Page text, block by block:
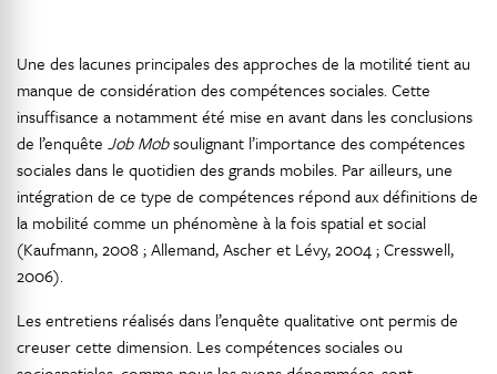
Une des lacunes principales des approches de la motilité tient au
manque de considération des compétences sociales. Cette
insuffisance a notamment été mise en avant dans les conclusions
de l’enquête Job Mobsoulignant l’importance des compétences
sociales dans le quotidien des grands mobiles. Par ailleurs, une
intégration de ce type de compétences répond aux définitions de
la mobilité comme un phénomène à la fois spatial et social
(Kaufmann, 2008 ; Allemand, Ascher et Lévy, 2004 ; Cresswell,
2006).
Les entretiens réalisés dans l’enquête qualitative ont permis de
creuser cette dimension. Les compétences sociales ou